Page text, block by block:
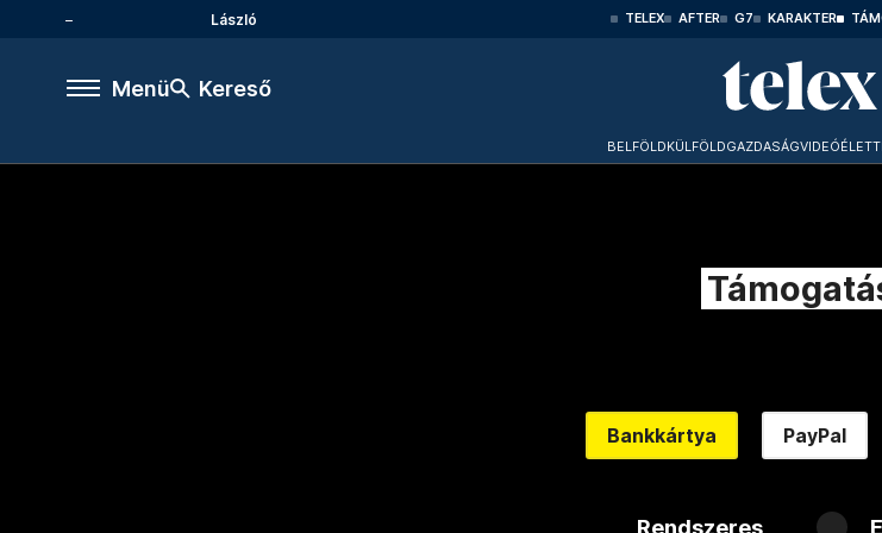
László TELEX AFTER G7 KARAKTER
Menü Kereső
BELFÖLDKÜLFÖLDGAZDASÁGVIDEÓÉLET
Bankkártya PayPal
Rendszeres